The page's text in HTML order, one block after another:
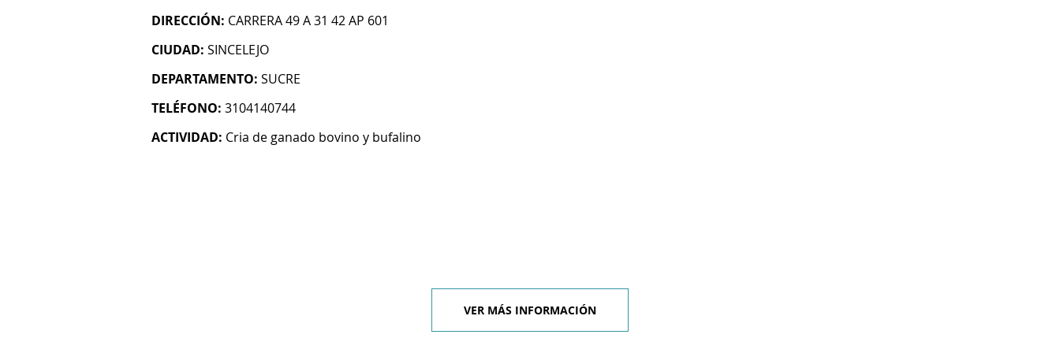
DIRECCIÓN: CARRERA 49 A 31 42 AP 601
CIUDAD: SINCELEJO
DEPARTAMENTO: SUCRE
TELÉFONO: 3104140744
ACTIVIDAD: Cria de ganado bovino y bufalino
VER MÁS INFORMACIÓN